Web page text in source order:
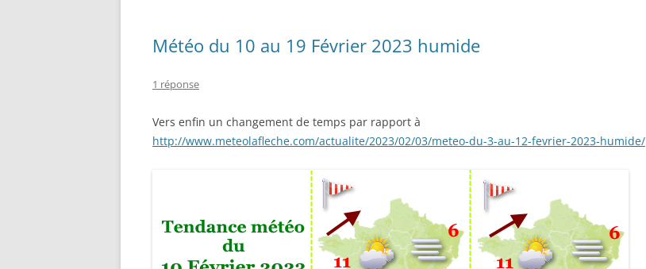
Météo du 10 au 19 Février 2023 humide
1 réponse
Vers enfin un changement de temps par rapport à
http://www.meteolafleche.com/actualite/2023/02/03/meteo-du-3-au-12-fevrier-2023-humide/